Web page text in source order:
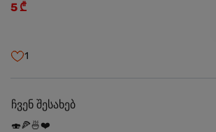
5 ₾
1
ჩვენ შესახებ
🍣🍕🍜❤️